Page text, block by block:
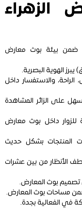
الزهراء
ضمن بيئة بوث معارض
يبرز الهوية البصرية.
والاستفسار داخل
على الزائر المشاهدة
للزوار داخل بوث معارض
المنتجات بشكل حديث
الأنظار من بين عشرات
تصميم بوث المعارض.
مساحات بوث المعارض.
في الفعالية بجدة.